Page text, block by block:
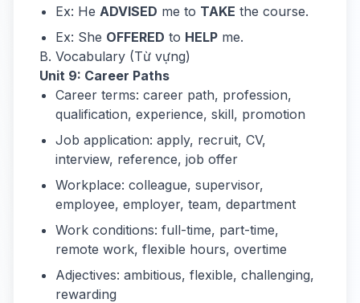
Ex: He ADVISED me to TAKE the course.
Ex: She OFFERED to HELP me.
B. Vocabulary (Từ vựng)
Unit 9: Career Paths
Career terms: career path, profession,
qualification, experience, skill, promotion
Job application: apply, recruit, CV,
interview, reference, job offer
Workplace: colleague, supervisor,
employee, employer, team, department
Work conditions: full-time, part-time,
remote work, flexible hours, overtime
Adjectives: ambitious, flexible, challenging,
rewarding